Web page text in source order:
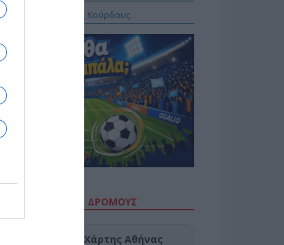
του Ισραήλ για τους Κούρδους
ΚΙΝΗΣΗ ΣΤΟΥΣ ΔΡΌΜΟΥΣ
Τώρα: Live Χάρτης Αθήνας